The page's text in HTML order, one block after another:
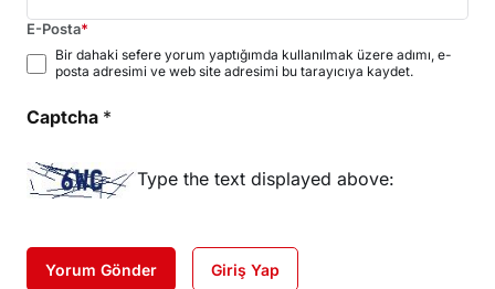
E-Posta*
Bir dahaki sefere yorum yaptığımda kullanılmak üzere adımı, e-
posta adresimi ve web site adresimi bu tarayıcıya kaydet.
Captcha *
Type the text displayed above:
Yorum Gönder Giriş Yap